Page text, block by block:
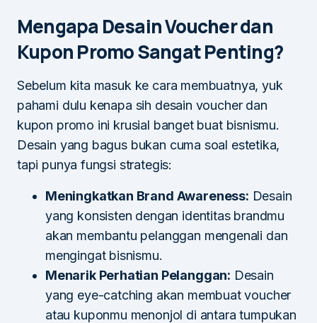
Mengapa Desain Voucher dan
Kupon Promo Sangat Penting?
Sebelum kita masuk ke cara membuatnya, yuk
pahami dulu kenapa sih desain voucher dan
kupon promo ini krusial banget buat bisnismu.
Desain yang bagus bukan cuma soal estetika,
tapi punya fungsi strategis:
Meningkatkan Brand Awareness: Desain
yang konsisten dengan identitas brandmu
akan membantu pelanggan mengenali dan
mengingat bisnismu.
Menarik Perhatian Pelanggan: Desain
yang eye-catching akan membuat voucher
atau kuponmu menonjol di antara tumpukan